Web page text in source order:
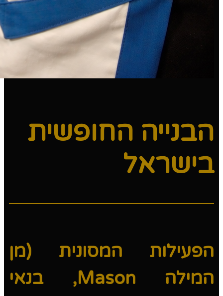
הבנייה החופשית
בישראל
הפעילות המסונית (מן
המילה Mason, בנאי